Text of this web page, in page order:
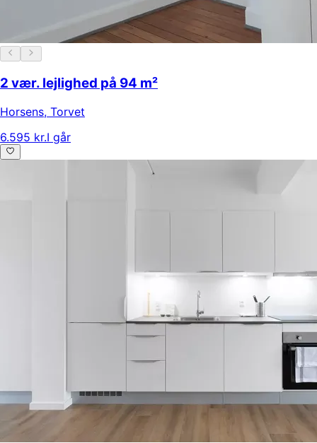
2 vær. lejlighed på 94 m²
Horsens, Torvet
6.595 kr.I går